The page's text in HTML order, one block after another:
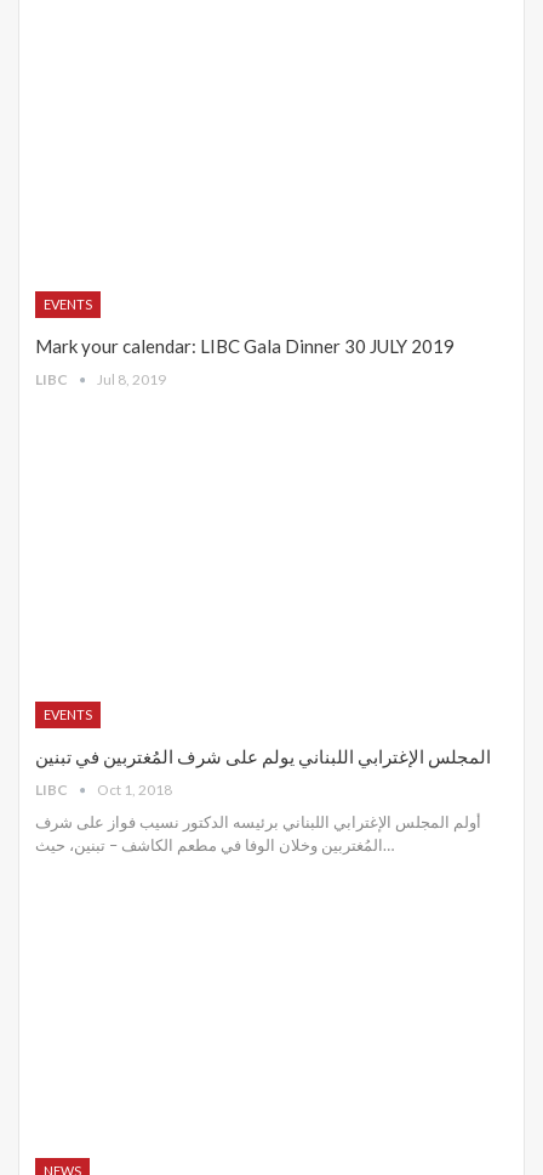
EVENTS
Mark your calendar: LIBC Gala Dinner 30 JULY 2019
LIBC Jul 8, 2019
EVENTS
المجلس الإغترابي اللبناني يولم على شرف المُغتربين في تبنين
LIBC Oct 1, 2018
أولم المجلس الإغترابي اللبناني برئيسه الدكتور نسيب فواز على شرف
المُغتربين وخلان الوفا في مطعم الكاشف – تبنين، حيث…
NEWS